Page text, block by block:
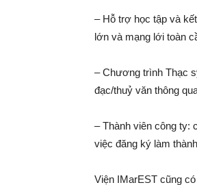
– Hỗ trợ học tập và
lớn và mạng lới toàn
– Chương trình Thạc
đạc/thuỷ văn thông
– Thành viên công ty:
việc đăng ký làm
Viện IMarEST cũng